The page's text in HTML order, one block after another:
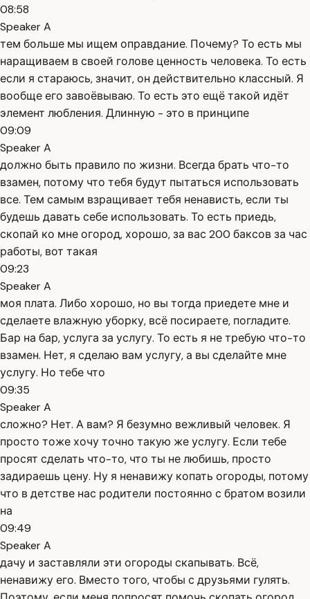
08:58
Speaker A
тем больше мы ищем оправдание. Почему? То есть мы
наращиваем в своей голове ценность человека. То есть
если я стараюсь, значит, он действительно классный. Я
вообще его завоёвываю. То есть это ещё такой идёт
элемент любления. Длинную - это в принципе
09:09
Speaker A
должно быть правило по жизни. Всегда брать что-то
взамен, потому что тебя будут пытаться использовать
все. Тем самым взращивает тебя ненависть, если ты
будешь давать себе использовать. То есть приедь,
скопай ко мне огород, хорошо, за вас 200 баксов за час
работы, вот такая
09:23
Speaker A
моя плата. Либо хорошо, но вы тогда приедете мне и
сделаете влажную уборку, всё посираете, погладите.
Бар на бар, услуга за услугу. То есть я не требую что-то
взамен. Нет, я сделаю вам услугу, а вы сделайте мне
услугу. Но тебе что
09:35
Speaker A
сложно? Нет. А вам? Я безумно вежливый человек. Я
просто тоже хочу точно такую же услугу. Если тебе
просят сделать что-то, что ты не любишь, просто
задираешь цену. Ну я ненавижу копать огороды, потому
что в детстве нас родители постоянно с братом возили
на
09:49
Speaker A
дачу и заставляли эти огороды скапывать. Всё,
ненавижу его. Вместо того, чтобы с друзьями гулять.